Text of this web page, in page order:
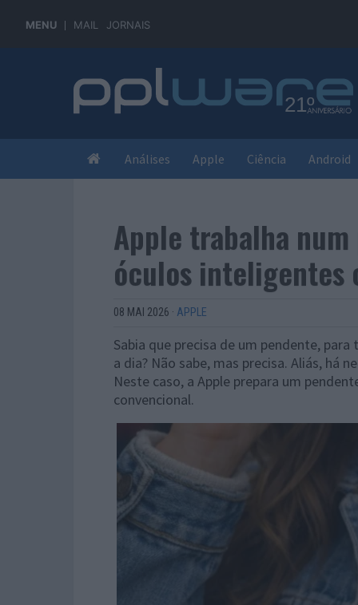
MENU MAIL JORNAIS
Análises Apple Ciência Android
Apple trabalha
óculos inteligentes
08 MAI 2026 · APPLE
Sabia que precisa de um pendente,
a dia? Não sabe, mas precisa. Aliás, há
Neste caso, a Apple prepara um
convencional.